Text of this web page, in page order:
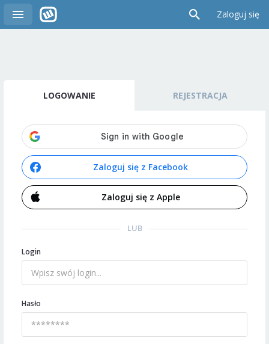
Zaloguj się
LOGOWANIE REJESTRACJA
Zaloguj się z Facebook
Zaloguj się z Apple
LUB
Login
Hasło